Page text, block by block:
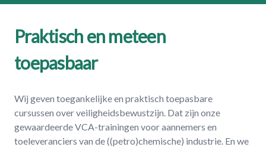
Praktisch en meteen
toepasbaar
Wij geven toegankelijke en praktisch toepasbare
cursussen over veiligheidsbewustzijn. Dat zijn onze
gewaardeerde VCA-trainingen voor aannemers en
toeleveranciers van de ((petro)chemische) industrie. En we